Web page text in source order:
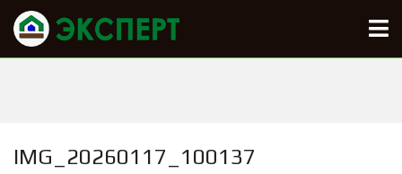
IMG_20260117_100137